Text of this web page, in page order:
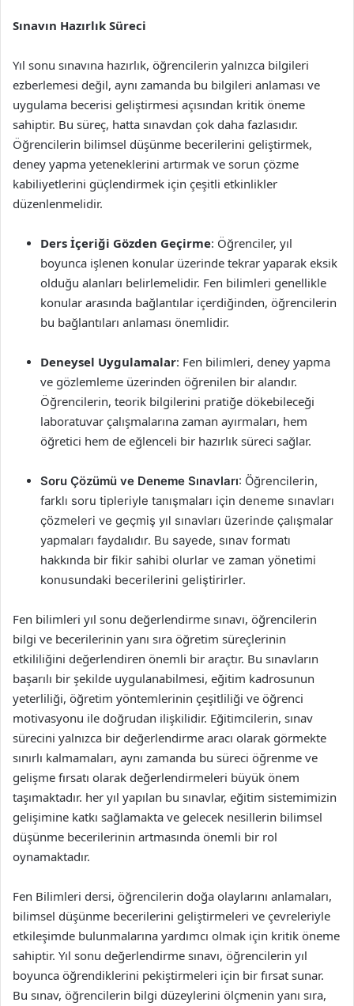
Sınavın Hazırlık Süreci
Yıl sonu sınavına hazırlık, öğrencilerin yalnızca bilgileri
ezberlemesi değil, aynı zamanda bu bilgileri anlaması ve
uygulama becerisi geliştirmesi açısından kritik öneme
sahiptir. Bu süreç, hatta sınavdan çok daha fazlasıdır.
Öğrencilerin bilimsel düşünme becerilerini geliştirmek,
deney yapma yeteneklerini artırmak ve sorun çözme
kabiliyetlerini güçlendirmek için çeşitli etkinlikler
düzenlenmelidir.
Ders İçeriği Gözden Geçirme: Öğrenciler, yıl
boyunca işlenen konular üzerinde tekrar yaparak eksik
olduğu alanları belirlemelidir. Fen bilimleri genellikle
konular arasında bağlantılar içerdiğinden, öğrencilerin
bu bağlantıları anlaması önemlidir.
Deneysel Uygulamalar: Fen bilimleri, deney yapma
ve gözlemleme üzerinden öğrenilen bir alandır.
Öğrencilerin, teorik bilgilerini pratiğe dökebileceği
laboratuvar çalışmalarına zaman ayırmaları, hem
öğretici hem de eğlenceli bir hazırlık süreci sağlar.
Soru Çözümü ve Deneme Sınavları: Öğrencilerin,
farklı soru tipleriyle tanışmaları için deneme sınavları
çözmeleri ve geçmiş yıl sınavları üzerinde çalışmalar
yapmaları faydalıdır. Bu sayede, sınav formatı
hakkında bir fikir sahibi olurlar ve zaman yönetimi
konusundaki becerilerini geliştirirler.
Fen bilimleri yıl sonu değerlendirme sınavı, öğrencilerin
bilgi ve becerilerinin yanı sıra öğretim süreçlerinin
etkililiğini değerlendiren önemli bir araçtır. Bu sınavların
başarılı bir şekilde uygulanabilmesi, eğitim kadrosunun
yeterliliği, öğretim yöntemlerinin çeşitliliği ve öğrenci
motivasyonu ile doğrudan ilişkilidir. Eğitimcilerin, sınav
sürecini yalnızca bir değerlendirme aracı olarak görmekte
sınırlı kalmamaları, aynı zamanda bu süreci öğrenme ve
gelişme fırsatı olarak değerlendirmeleri büyük önem
taşımaktadır. her yıl yapılan bu sınavlar, eğitim sistemimizin
gelişimine katkı sağlamakta ve gelecek nesillerin bilimsel
düşünme becerilerinin artmasında önemli bir rol
oynamaktadır.
Fen Bilimleri dersi, öğrencilerin doğa olaylarını anlamaları,
bilimsel düşünme becerilerini geliştirmeleri ve çevreleriyle
etkileşimde bulunmalarına yardımcı olmak için kritik öneme
sahiptir. Yıl sonu değerlendirme sınavı, öğrencilerin yıl
boyunca öğrendiklerini pekiştirmeleri için bir fırsat sunar.
Bu sınav, öğrencilerin bilgi düzeylerini ölçmenin yanı sıra,